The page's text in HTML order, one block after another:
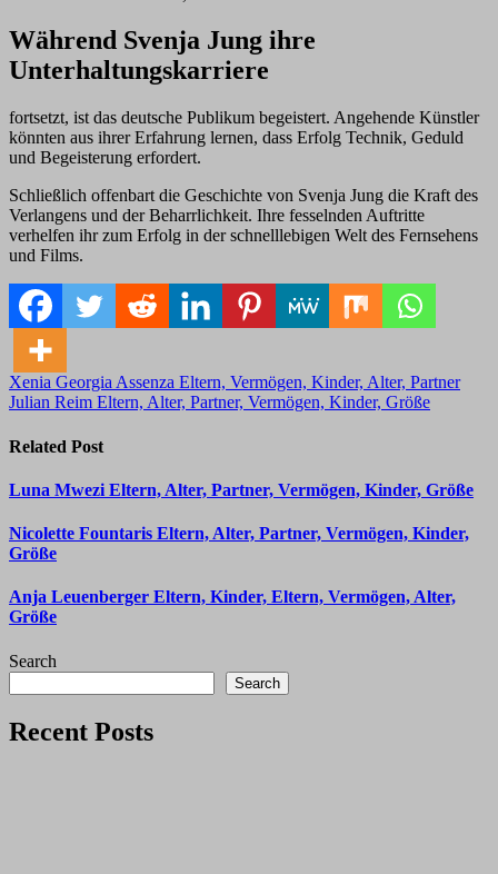
Während Svenja Jung ihre
Unterhaltungskarriere
fortsetzt, ist das deutsche Publikum begeistert. Angehende Künstler
könnten aus ihrer Erfahrung lernen, dass Erfolg Technik, Geduld
und Begeisterung erfordert.
Schließlich offenbart die Geschichte von Svenja Jung die Kraft des
Verlangens und der Beharrlichkeit. Ihre fesselnden Auftritte
verhelfen ihr zum Erfolg in der schnelllebigen Welt des Fernsehens
und Films.
Post
navigation
Xenia Georgia Assenza Eltern, Vermögen, Kinder, Alter, Partner
Julian Reim Eltern, Alter, Partner, Vermögen, Kinder, Größe
Related Post
Luna Mwezi Eltern, Alter, Partner, Vermögen, Kinder, Größe
Nicolette Fountaris Eltern, Alter, Partner, Vermögen, Kinder,
Größe
Anja Leuenberger Eltern, Kinder, Eltern, Vermögen, Alter,
Größe
Search
Search
Recent Posts